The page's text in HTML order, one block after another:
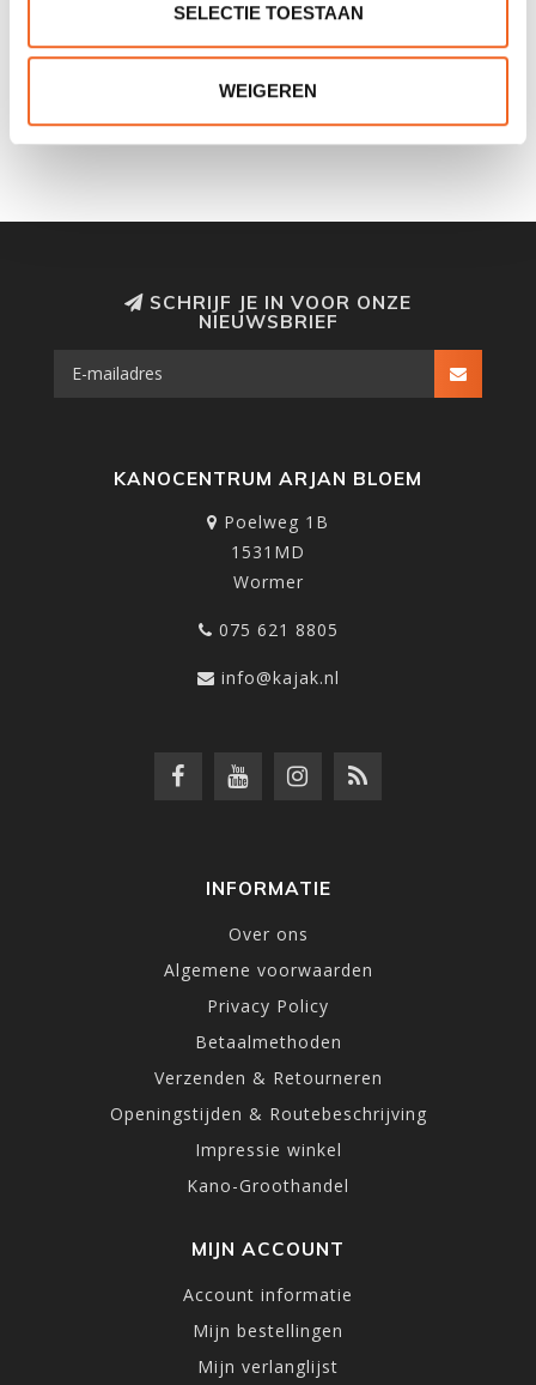
SELECTIE TOESTAAN
WEIGEREN
FALK KAART DE
SUP & KANO PARADIJS
NEDERLAND, 50 ROUTES
SCHRIJF JE IN VOOR ONZE
NIEUWSBRIEF
KANOCENTRUM ARJAN BLOEM
Poelweg 1B
1531MD
Wormer
075 621 8805
info@kajak.nl
INFORMATIE
Over ons
Algemene voorwaarden
Privacy Policy
Betaalmethoden
Verzenden & Retourneren
Openingstijden & Routebeschrijving
Impressie winkel
Kano-Groothandel
MIJN ACCOUNT
Account informatie
Mijn bestellingen
Mijn verlanglijst